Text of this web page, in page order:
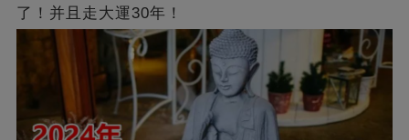
了！并且走大運30年！